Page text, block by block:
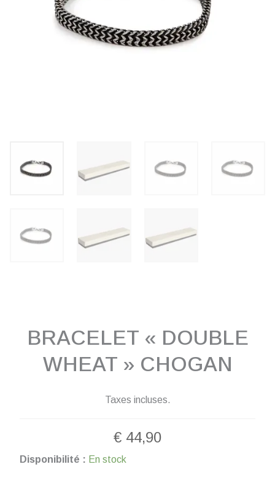
BRACELET « DOUBLE
WHEAT » CHOGAN
Taxes incluses.
€ 44,90
Disponibilité : En stock
quantité